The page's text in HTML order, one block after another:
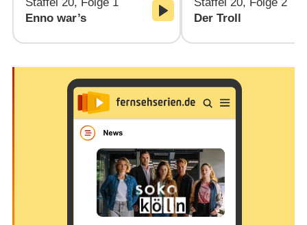
Staffel 20, Folge 1
Enno war’s
Staffel 20, Folge 2
Der Troll